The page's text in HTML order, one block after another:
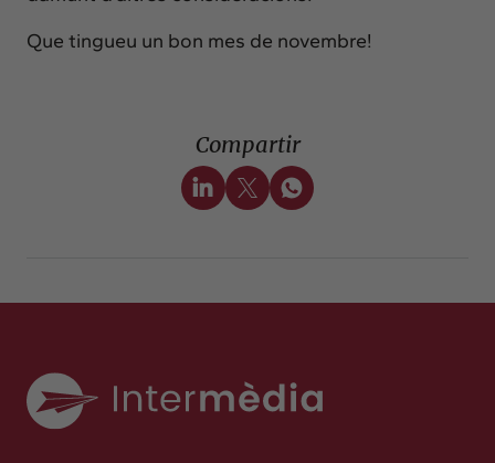
Que tingueu un bon mes de novembre!
Compartir